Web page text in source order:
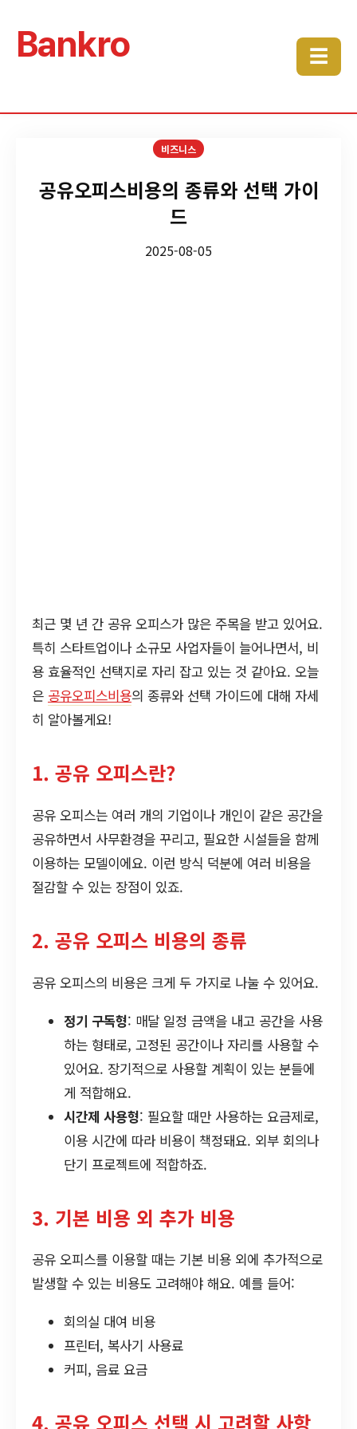
Bankro ☰
비즈니스
공유오피스비용의 종류와 선택 가이
드
2025-08-05
최근 몇 년 간 공유 오피스가 많은 주목을 받고 있어요.
특히 스타트업이나 소규모 사업자들이 늘어나면서, 비
용 효율적인 선택지로 자리 잡고 있는 것 같아요. 오늘
은 공유오피스비용의 종류와 선택 가이드에 대해 자세
히 알아볼게요!
1. 공유 오피스란?
공유 오피스는 여러 개의 기업이나 개인이 같은 공간을
공유하면서 사무환경을 꾸리고, 필요한 시설들을 함께
이용하는 모델이에요. 이런 방식 덕분에 여러 비용을
절감할 수 있는 장점이 있죠.
2. 공유 오피스 비용의 종류
공유 오피스의 비용은 크게 두 가지로 나눌 수 있어요.
정기 구독형: 매달 일정 금액을 내고 공간을 사용
하는 형태로, 고정된 공간이나 자리를 사용할 수
있어요. 장기적으로 사용할 계획이 있는 분들에
게 적합해요.
시간제 사용형: 필요할 때만 사용하는 요금제로,
이용 시간에 따라 비용이 책정돼요. 외부 회의나
단기 프로젝트에 적합하죠.
3. 기본 비용 외 추가 비용
공유 오피스를 이용할 때는 기본 비용 외에 추가적으로
발생할 수 있는 비용도 고려해야 해요. 예를 들어:
회의실 대여 비용
프린터, 복사기 사용료
커피, 음료 요금
4. 공유 오피스 선택 시 고려할 사항